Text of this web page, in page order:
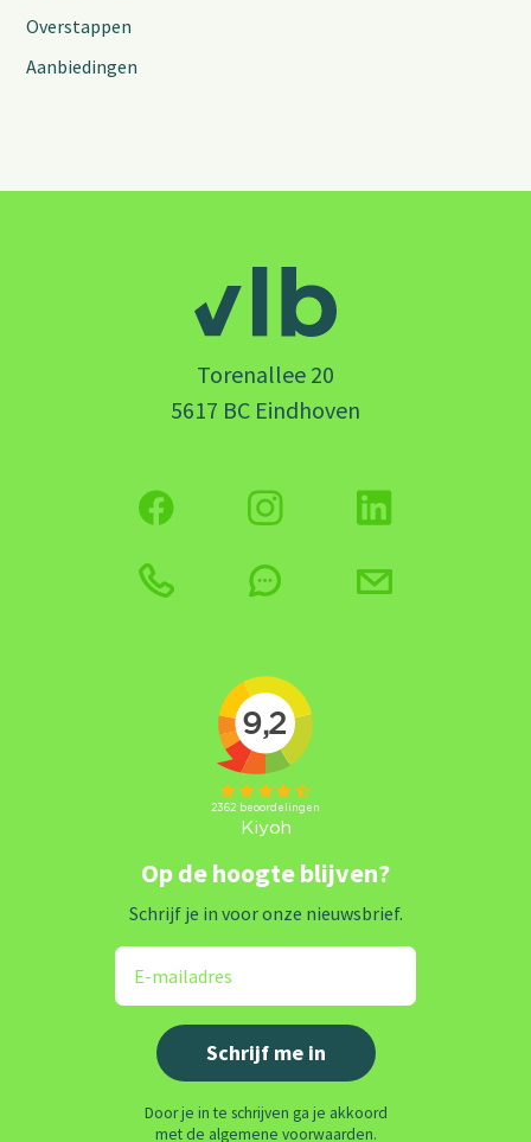
Overstappen
Aanbiedingen
Torenallee 20
5617 BC Eindhoven
Op de hoogte blijven?
Schrijf je in voor onze nieuwsbrief.
Door je in te schrijven ga je akkoord
met de algemene voorwaarden.